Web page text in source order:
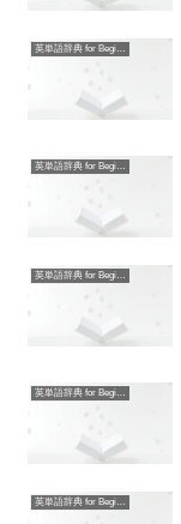
英単語辞典 for Beginners
英単語辞典 for Beginners
英単語辞典 for Beginners
英単語辞典 for Beginners
英単語辞典 for Beginners